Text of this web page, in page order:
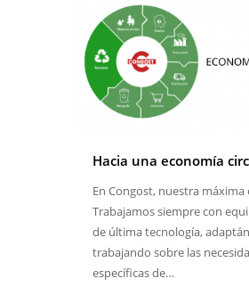
Hacia una economía
En Congost, nuestra máxima
Trabajamos siempre con
de última tecnología,
trabajando sobre las
específicas de…